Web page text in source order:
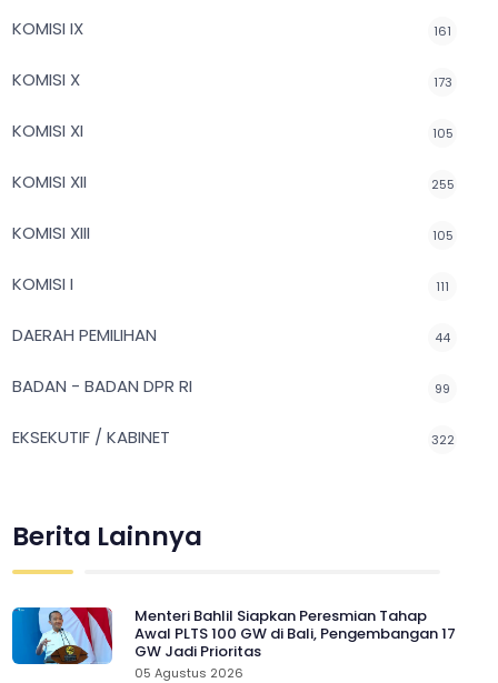
KOMISI IX 161
KOMISI X 173
KOMISI XI 105
KOMISI XII 255
KOMISI XIII 105
KOMISI I 111
DAERAH PEMILIHAN 44
BADAN - BADAN DPR RI 99
EKSEKUTIF / KABINET 322
Berita Lainnya
Menteri Bahlil Siapkan Peresmian Tahap
Awal PLTS 100 GW di Bali, Pengembangan 17
GW Jadi Prioritas
05 Agustus 2026